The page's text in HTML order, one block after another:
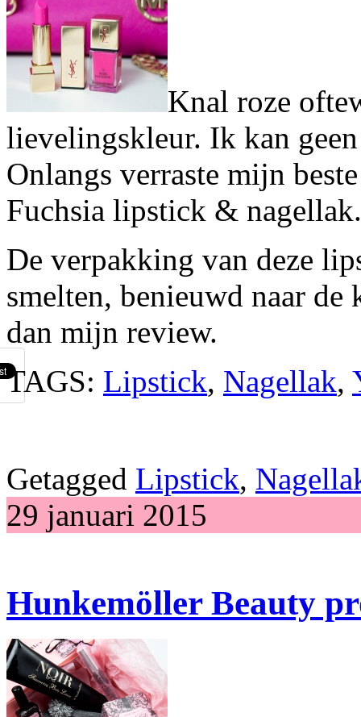
Knal roze
lievelingskleur. Ik kan
Onlangs verraste mijn
Fuchsia lipstick & nagellak.
De verpakking van deze
smelten, benieuwd naar de
dan mijn review.
TAGS: Lipstick, Nagellak,
Getagged Lipstick,
29 januari 2015
Hunkemöller Beauty